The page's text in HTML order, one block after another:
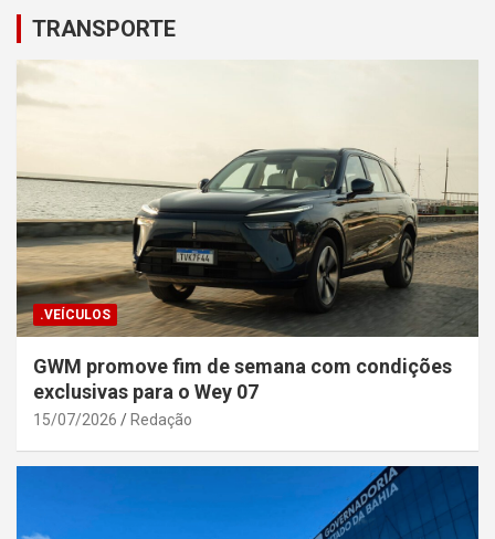
TRANSPORTE
.VEÍCULOS
GWM promove fim de semana com condições
exclusivas para o Wey 07
15/07/2026 Redação